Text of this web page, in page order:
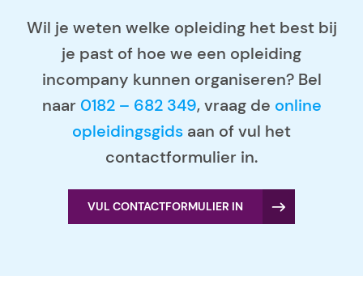
Wil je weten welke opleiding het best bij
je past of hoe we een opleiding
incompany kunnen organiseren? Bel
naar 0182 – 682 349, vraag de online
opleidingsgids aan of vul het
contactformulier in.
VUL CONTACTFORMULIER IN